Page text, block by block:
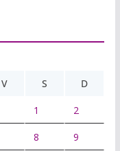
V S D
1 2
8 9